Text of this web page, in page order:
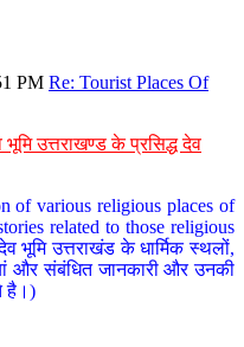
PM Re: Tourist Places Of
उत्तराखण्ड के प्रसिद्ध देव
of various religious places of
related to those religious
भूमि उत्तराखंड के धार्मिक स्थलों,
और संबंधित जानकारी और उनकी
है।)